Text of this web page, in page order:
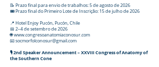
📝 Prazo final para envio de trabalhos: 5 de agosto de 2026
🎟️ Prazo final do Primeiro Lote de Inscrição: 15 de julho de 2026
📍 Hotel Enjoy Pucón, Pucón, Chile
📅 2–4 de setembro de 2026
🌐 www.congresoanatomiaconosur.com
📧 socmorfolconosur@gmail.com
🎙️ 2nd Speaker Announcement – XXVIII Congress of Anatomy of
the Southern Cone